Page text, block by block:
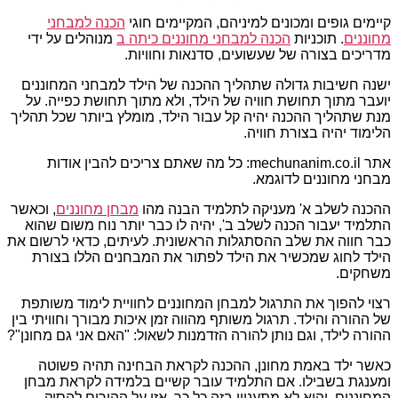
קיימים גופים ומכונים למיניהם, המקיימים חוגי הכנה למבחני
מחוננים. תוכניות הכנה למבחני מחוננים כיתה ב מנוהלים על ידי
מדריכים בצורה של שעשועים, סדנאות וחוויות.
ישנה חשיבות גדולה שתהליך ההכנה של הילד למבחני המחוננים
יועבר מתוך תחושת חוויה של הילד, ולא מתוך תחושת כפייה. על
מנת שתהליך ההכנה יהיה קל עבור הילד, מומלץ ביותר שכל תהליך
הלימוד יהיה בצורת חוויה.
אתר mechunanim.co.il: כל מה שאתם צריכים להבין אודות
מבחני מחוננים לדוגמא.
ההכנה לשלב א' מעניקה לתלמיד הבנה מהו מבחן מחוננים, וכאשר
התלמיד יעבור הכנה לשלב ב', יהיה לו כבר יותר נוח משום שהוא
כבר חווה את שלב ההסתגלות הראשונית. לעיתים, כדאי לרשום את
הילד לחוג שמכשיר את הילד לפתור את המבחנים הללו בצורת
משחקים.
רצוי להפוך את התרגול למבחן המחוננים לחוויית לימוד משותפת
של ההורה והילד. תרגול משותף מהווה זמן איכות מבורך וחוויתי בין
ההורה לילד, וגם נותן להורה הזדמנות לשאול: "האם אני גם מחונן"?
כאשר ילד באמת מחונן, ההכנה לקראת הבחינה תהיה פשוטה
ומענגת בשבילו. אם התלמיד עובר קשיים בלמידה לקראת מבחן